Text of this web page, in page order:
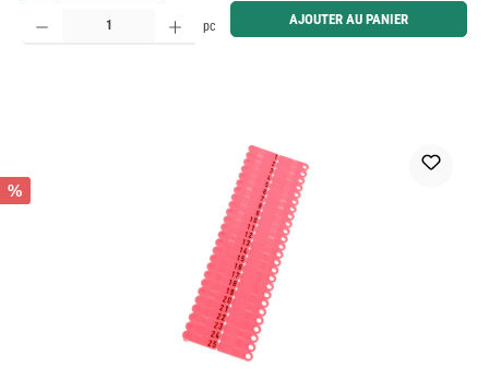
Quantité de produit : Entrez la quantité souhaitée ou utilisez les boutons pour augmenter ou
pc AJOUTER AU PANIER
%